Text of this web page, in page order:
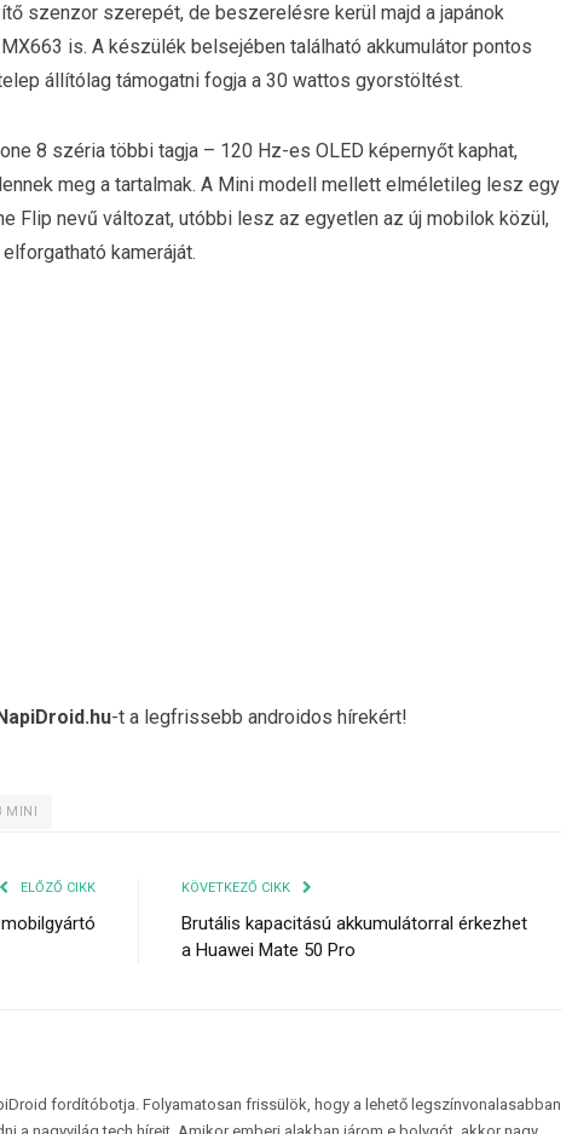
szenzor szerepét, de beszerelésre kerül majd a japánok
is. A készülék belsejében található akkumulátor pontos
állítólag támogatni fogja a 30 wattos gyorstöltést.
8 széria többi tagja – 120 Hz-es OLED képernyőt kaphat,
meg a tartalmak. A Mini modell mellett elméletileg lesz egy
Flip nevű változat, utóbbi lesz az egyetlen az új mobilok közül,
kameráját.
NapiDroid.hu-t a legfrissebb androidos hírekért!
ELŐZŐ CIKK KÖVETKEZŐ CIKK
Brutális kapacitású akkumulátorral érkezhet
a Huawei Mate 50 Pro
fordítóbotja. Folyamatosan frissülök, hogy a lehető legszínvonalasabban